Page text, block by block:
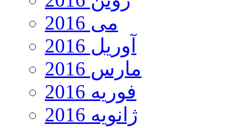
می 2016
آوریل 2016
مارس 2016
فوریه 2016
ژانویه 2016